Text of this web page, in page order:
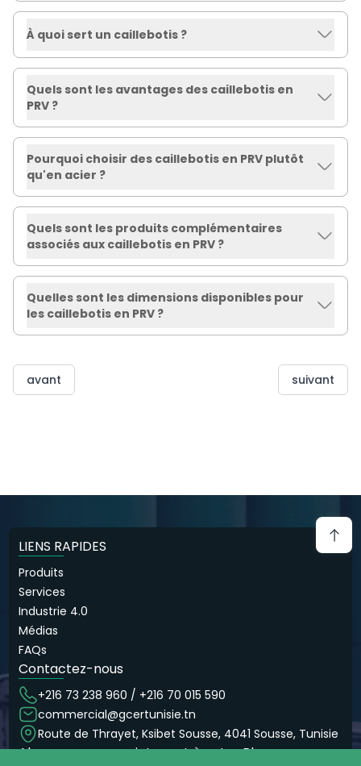
À quoi sert un caillebotis ?
Quels sont les avantages des caillebotis en
PRV ?
Pourquoi choisir des caillebotis en PRV plutôt
qu'en acier ?
Quels sont les produits complémentaires
associés aux caillebotis en PRV ?
Quelles sont les dimensions disponibles pour
les caillebotis en PRV ?
avant suivant
Contactez-nous
+216 73 238 960 / +216 70 015 590
commercial@gcertunisie.tn
Route de Thrayet, Ksibet Sousse, 4041 Sousse, Tunisie
LIENS RAPIDES
Produits
Services
Industrie 4.0
Médias
FAQs
Abonnez-vous maintenant à notre Blog